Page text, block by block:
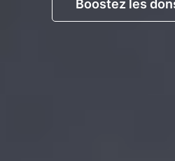
Boostez les